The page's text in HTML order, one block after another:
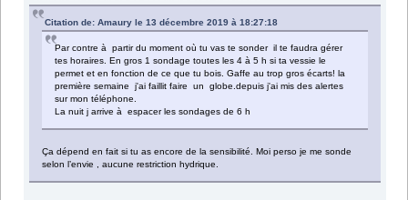
Citation de: Amaury le 13 décembre 2019 à 18:27:18
Par contre à partir du moment où tu vas te sonder il te faudra gérer
tes horaires. En gros 1 sondage toutes les 4 à 5 h si ta vessie le
permet et en fonction de ce que tu bois. Gaffe au trop gros écarts! la
première semaine j'ai faillit faire un globe.depuis j'ai mis des alertes
sur mon téléphone.
La nuit j arrive à espacer les sondages de 6 h
Ça dépend en fait si tu as encore de la sensibilité. Moi perso je me sonde
selon l’envie , aucune restriction hydrique.